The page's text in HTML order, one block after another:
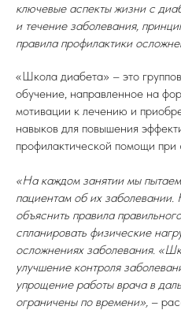
ключевые аспекты жизни с
и течение заболевания,
правила профилактики
«Школа диабета» – это
обучение, направленное на
мотивации к лечению и
навыков для повышения
профилактической помощи при
«На каждом занятии мы
пациентам об их
объяснить правила
спланировать физические
осложнениях заболевания.
улучшение контроля
упрощение работы врача в
ограничены по времени», –